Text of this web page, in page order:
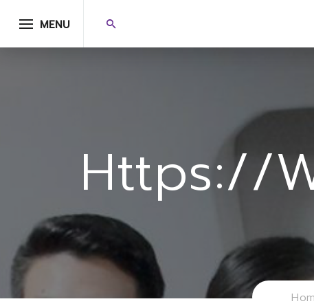
MENU
Https://